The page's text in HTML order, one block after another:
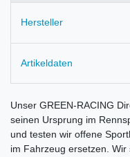
Hersteller
Artikeldaten
Unser GREEN-RACING
seinen Ursprung im
und testen wir offene
im Fahrzeug ersetzen.